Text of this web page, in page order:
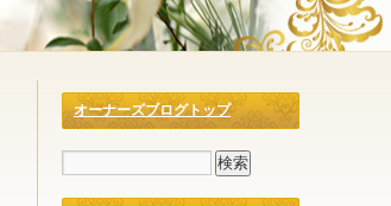
オーナーズブログトップ